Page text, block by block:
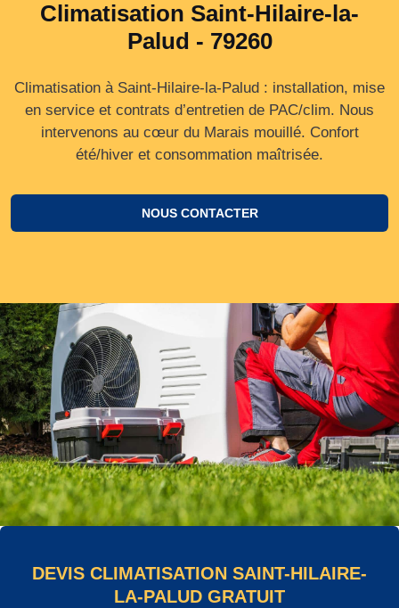
Climatisation Saint-Hilaire-la-
Palud - 79260
Climatisation à Saint-Hilaire-la-Palud : installation, mise
en service et contrats d’entretien de PAC/clim. Nous
intervenons au cœur du Marais mouillé. Confort
été/hiver et consommation maîtrisée.
NOUS CONTACTER
DEVIS CLIMATISATION SAINT-HILAIRE-
LA-PALUD GRATUIT